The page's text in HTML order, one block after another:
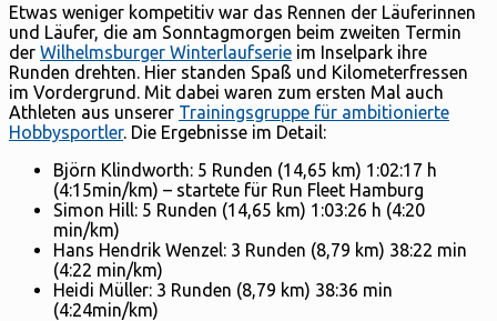
Etwas weniger kompetitiv war das Rennen der Läuferinnen
und Läufer, die am Sonntagmorgen beim zweiten Termin
der Wilhelmsburger Winterlaufserie im Inselpark ihre
Runden drehten. Hier standen Spaß und Kilometerfressen
im Vordergrund. Mit dabei waren zum ersten Mal auch
Athleten aus unserer Trainingsgruppe für ambitionierte
Hobbysportler. Die Ergebnisse im Detail:
Björn Klindworth: 5 Runden (14,65 km) 1:02:17 h
(4:15min/km) – startete für Run Fleet Hamburg
Simon Hill: 5 Runden (14,65 km) 1:03:26 h (4:20
min/km)
Hans Hendrik Wenzel: 3 Runden (8,79 km) 38:22 min
(4:22 min/km)
Heidi Müller: 3 Runden (8,79 km) 38:36 min
(4:24min/km)